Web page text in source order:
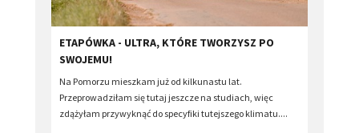
​ETAPÓWKA - ULTRA, KTÓRE TWORZYSZ PO
SWOJEMU!
Na Pomorzu mieszkam już od kilkunastu lat.
Przeprowadziłam się tutaj jeszcze na studiach, więc
zdążyłam przywyknąć do specyfiki tutejszego klimatu....